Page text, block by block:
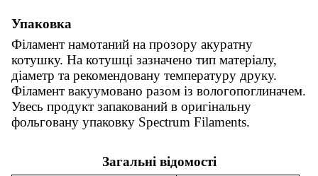
Упаковка
Філамент намотаний на прозору акуратну
котушку. На котушці зазначено тип матеріалу,
діаметр та рекомендовану температуру друку.
Філамент вакуумовано разом із вологопоглиначем.
Увесь продукт запакований в оригінальну
фольговану упаковку Spectrum Filaments.
Загальні відомості